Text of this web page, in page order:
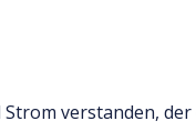
verstanden,